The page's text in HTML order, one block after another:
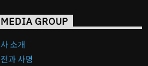
GROUP
소개
과 사명